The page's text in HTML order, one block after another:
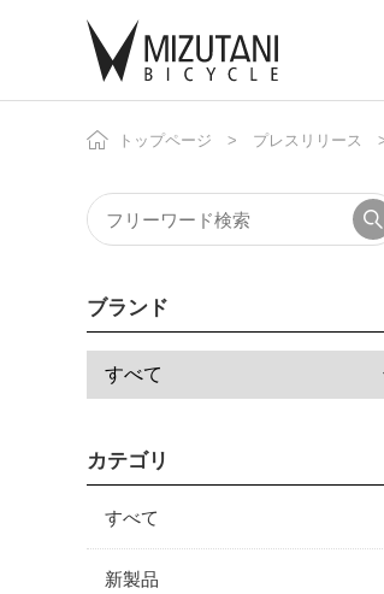
トップページ プレスリリース
ブランド
カテゴリ
すべて
新製品